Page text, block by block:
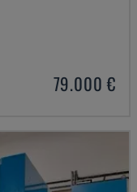
79.000 €